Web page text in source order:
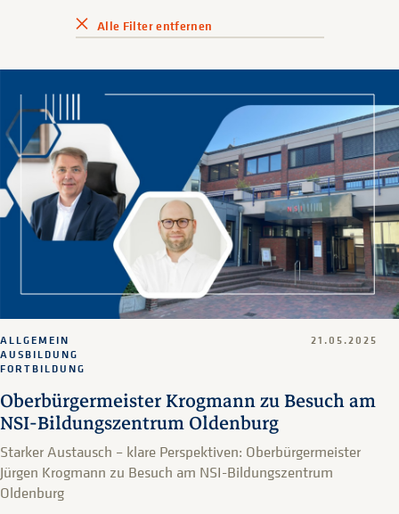
Alle Filter entfernen
Oberbürgermeister Krogmann zu Besuch am
NSI-Bildungszentrum Oldenburg
ALLGEMEIN
AUSBILDUNG
FORTBILDUNG
21.05.2025
Starker Austausch – klare Perspektiven: Oberbürgermeister
Jürgen Krogmann zu Besuch am NSI-Bildungszentrum
Oldenburg